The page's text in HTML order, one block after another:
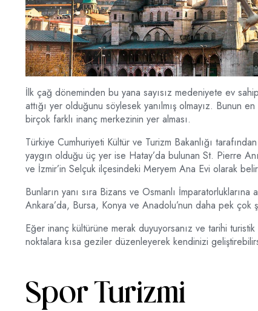
İlk çağ döneminden bu yana sayısız medeniyete ev
attığı yer olduğunu söylesek yanılmış olmayız. Bunun
birçok farklı inanç merkezinin yer alması.
Türkiye Cumhuriyeti Kültür ve Turizm Bakanlığı
yaygın olduğu üç yer ise Hatay’da bulunan St. Pierre
ve İzmir’in Selçuk ilçesindeki Meryem Ana Evi olarak
Bunların yanı sıra Bizans ve Osmanlı
Ankara’da, Bursa, Konya ve Anadolu’nun daha pek çok
Eğer inanç kültürüne merak duyuyorsanız ve tarihi
noktalara kısa geziler düzenleyerek kendinizi
Spor Turizmi